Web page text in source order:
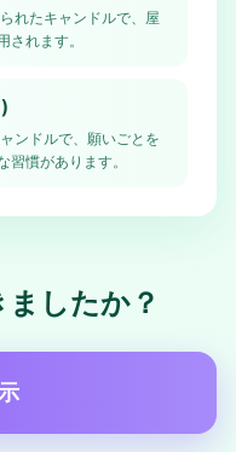
れたキャンドルで、屋
れます。
ンドルで、願いごとを
習慣があります。
したか？